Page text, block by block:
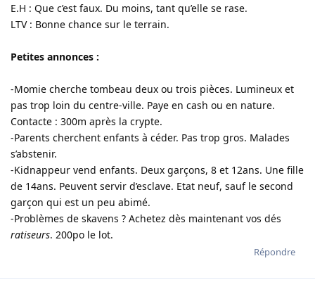
E.H : Que c’est faux. Du moins, tant qu’elle se rase.
LTV : Bonne chance sur le terrain.
Petites annonces :
-Momie cherche tombeau deux ou trois pièces. Lumineux et
pas trop loin du centre-ville. Paye en cash ou en nature.
Contacte : 300m après la crypte.
-Parents cherchent enfants à céder. Pas trop gros. Malades
s’abstenir.
-Kidnappeur vend enfants. Deux garçons, 8 et 12ans. Une fille
de 14ans. Peuvent servir d’esclave. Etat neuf, sauf le second
garçon qui est un peu abimé.
-Problèmes de skavens ? Achetez dès maintenant vos dés
ratiseurs. 200po le lot.
Répondre